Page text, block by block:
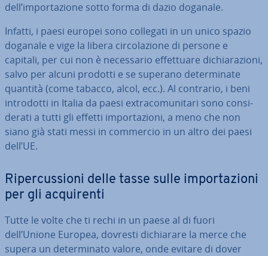
dell’im­por­ta­zio­ne sotto forma di dazio doganale.
Infatti, i paesi europei sono collegati in un unico spazio
doganale e vige la libera cir­co­la­zio­ne di persone e
capitali, per cui non è ne­ces­sa­rio ef­fet­tua­re di­chia­ra­zio­ni,
salvo per alcuni prodotti e se superano de­ter­mi­na­te
quantità (come tabacco, alcol, ecc.). Al contrario, i beni
in­tro­dot­ti in Italia da paesi ex­tra­co­mu­ni­ta­ri sono con­si­
de­ra­ti a tutti gli effetti im­por­ta­zio­ni, a meno che non
siano già stati messi in commercio in un altro dei paesi
dell’UE.
Ri­per­cus­sio­ni delle tasse sulle im­por­ta­zio­ni
per gli ac­qui­ren­ti
Tutte le volte che ti rechi in un paese al di fuori
dell’Unione Europea, dovresti di­chia­ra­re la merce che
supera un de­ter­mi­na­to valore, onde evitare di dover